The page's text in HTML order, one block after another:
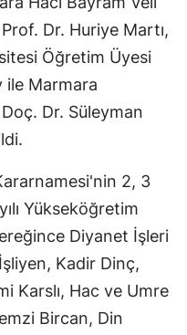
Malatya
Manisa
Kahramanmaraş
Muğla
Muş
Nevşehir
Niğde
Ordu
Dr. Huriye Martı,
Öğretim Üyesi
ile Marmara
Dr. Süleyman
2, 3
Yükseköğretim
Diyanet İşleri
Kadir Dinç,
Karslı, Hac ve Umre
Bircan, Din